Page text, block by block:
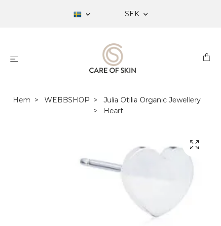
SEK
Hem WEBBSHOP
Julia Otilia Organic Jewellery
Heart